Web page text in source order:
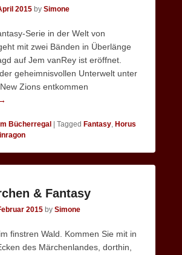
2015 by Simone
Serie in der Welt von
mit zwei Bänden in Überlänge
auf Jem vanRey ist eröffnet.
geheimnisvollen Unterwelt unter
Zions entkommen
Bücherregal Tagged Fantasy, Horus
& Fantasy
2015 by Simone
finstren Wald. Kommen Sie mit in
des Märchenlandes, dorthin,